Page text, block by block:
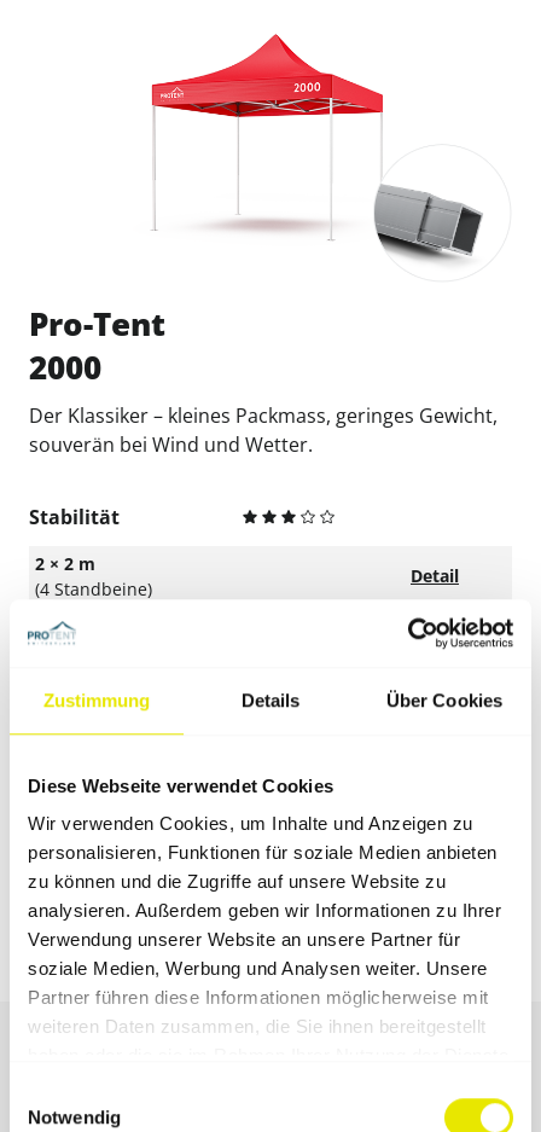
Zustimmung Details Über Cookies
Diese Webseite verwendet Cookies
Wir verwenden Cookies, um Inhalte und Anzeigen zu
personalisieren, Funktionen für soziale Medien anbieten
zu können und die Zugriffe auf unsere Website zu
analysieren. Außerdem geben wir Informationen zu Ihrer
Verwendung unserer Website an unsere Partner für
soziale Medien, Werbung und Analysen weiter. Unsere
Partner führen diese Informationen möglicherweise mit
weiteren Daten zusammen, die Sie ihnen bereitgestellt
Notwendig
Pro-Tent
2000
Der Klassiker – kleines Packmass, geringes Gewicht,
souverän bei Wind und Wetter.
Stabilität
2 × 2 m
(4 Standbeine)
Detail
2,4 × 2,4 m
(4 Standbeine)
Detail
(4 Standbeine)
Detail
(4 Standbeine)
(6 Standbeine)
Detail
4,5 × 3 m
Detail
6 × 3 m
(6 Standbeine)
Detail